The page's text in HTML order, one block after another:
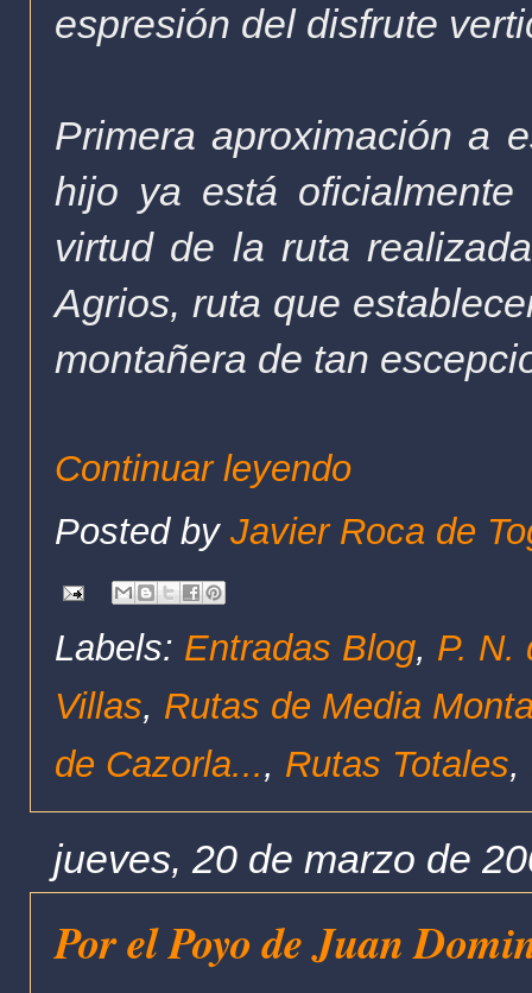
espresión del disfrute
Primera aproximación a
hijo ya está
virtud de la ruta
Agrios, ruta que
montañera de tan
Continuar leyendo
Posted by Javier Roca de
Labels: Entradas Blog, P. N.
Villas, Rutas de Media
de Cazorla..., Rutas Totales,
jueves, 20 de marzo de
Por el Poyo de Juan